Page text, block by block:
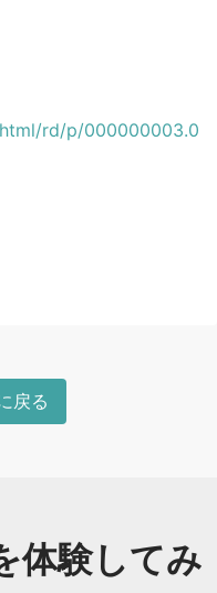
rd/p/000000003.0
戻る
体験してみ